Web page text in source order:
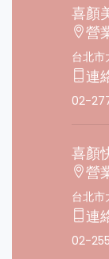
喜顏
營
台北市
連
02-
喜顏
營
台北市
連
02-